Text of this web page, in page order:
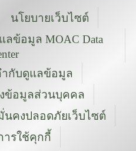
นโยบายเว็บไซต์
ข้อมูล MOAC Data
ำกับดูแลข้อมูล
ข้อมูลส่วนบุคคล
คงปลอดภัยเว็บไซต์
ารใช้คุกกี้